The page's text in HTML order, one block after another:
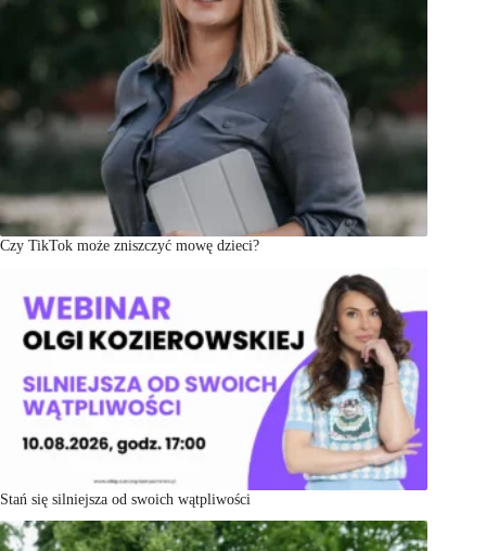
Czy TikTok może zniszczyć mowę dzieci?
Stań się silniejsza od swoich wątpliwości